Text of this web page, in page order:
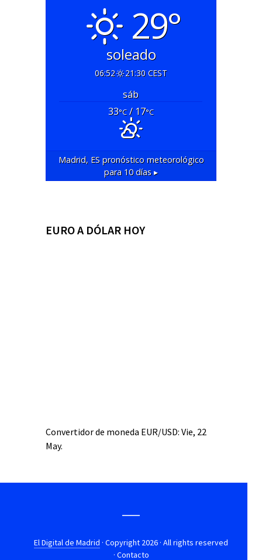
29°
soleado
06:52 21:30 CEST
sáb
33°C/ 17°C
Madrid, ESpronóstico meteorológico
para 10 días ▸
EURO A DÓLAR HOY
Convertidor de moneda EUR/USD: Vie, 22
May.
El Digital de Madrid · Copyright 2026 · All rights reserved
· Contacto